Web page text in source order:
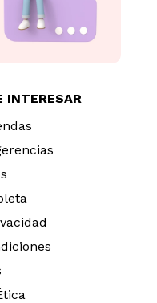
Botella 750ml
99. 90
S/
131.80